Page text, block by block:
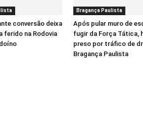
conversão deixa
ferido na Rodovia
Bragança Paulista
Após pular muro de
fugir da Força Tática,
preso por tráfico de
Bragança Paulista